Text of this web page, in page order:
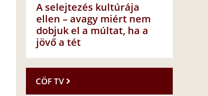
A selejtezés kultúrája
ellen – avagy miért nem
dobjuk el a múltat, ha a
jövő a tét
CÖF TV